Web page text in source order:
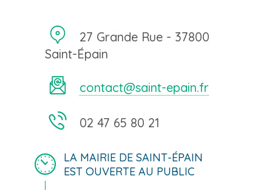
27 Grande Rue - 37800
Saint-Épain
contact@saint-epain.fr
02 47 65 80 21
LA MAIRIE DE SAINT-ÉPAIN
EST OUVERTE AU PUBLIC